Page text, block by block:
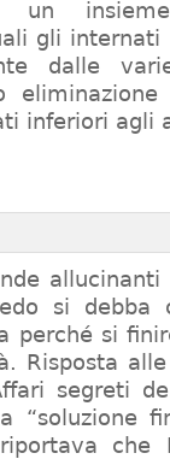
un
gli
dalle
inferiori agli
si debba
perché si
Risposta
segreti
“soluzione
che